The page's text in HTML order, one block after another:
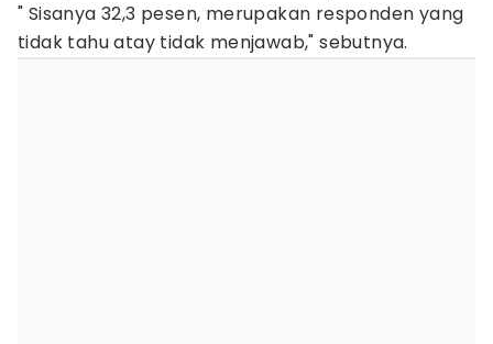
" Sisanya 32,3 pesen, merupakan responden yang
tidak tahu atay tidak menjawab," sebutnya.